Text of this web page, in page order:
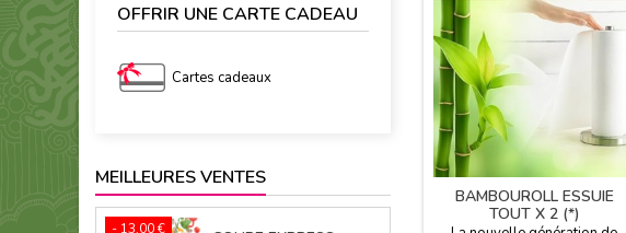
OFFRIR UNE CARTE CADEAU
Cartes cadeaux
MEILLEURES VENTES
- 13,00 €
BAMBOUROLL ESSUIE
TOUT X 2 (*)